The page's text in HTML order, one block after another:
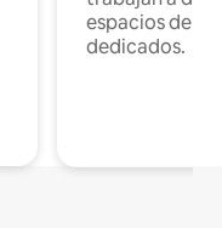
espacios de
dedicados.